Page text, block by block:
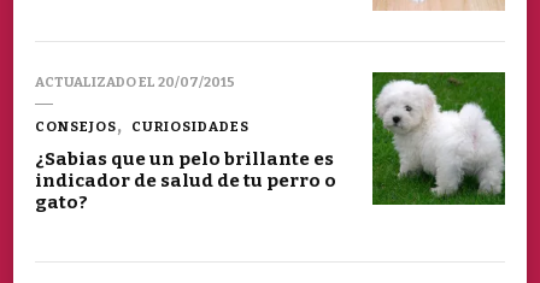
ACTUALIZADO EL 20/07/2015
CONSEJOS CURIOSIDADES
¿Sabias que un pelo brillante es
indicador de salud de tu perro o
gato?